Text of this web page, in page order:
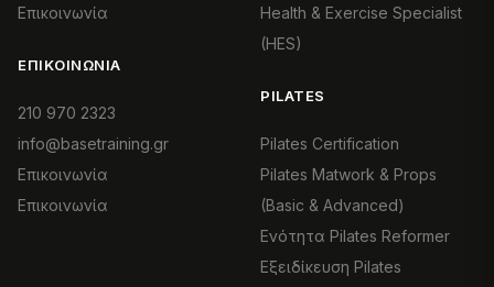
Επικοινωνία
ΕΠΙΚΟΙΝΩΝΊΑ
210 970 2323
info@basetraining.gr
Επικοινωνία
Επικοινωνία
Health & Exercise Specialist
(HES)
PILATES
Pilates Certification
Pilates Matwork & Props
(Basic & Advanced)
Ενότητα Pilates Reformer
Εξειδίκευση Pilates